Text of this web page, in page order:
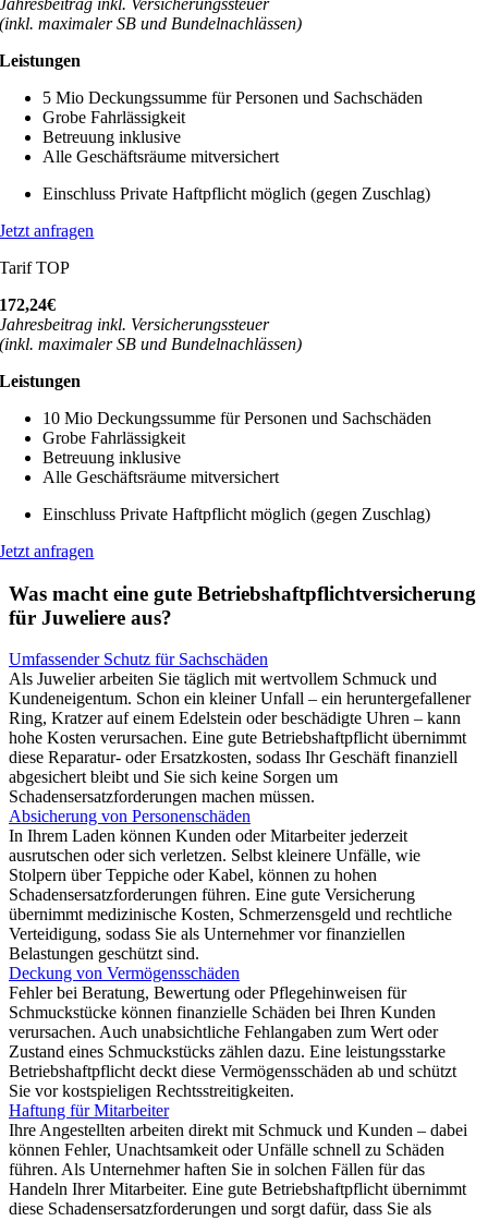
Jahresbeitrag inkl. Versicherungssteuer
(inkl. maximaler SB und Bundelnachlässen)
Leistungen
5 Mio Deckungssumme für Personen und Sachschäden
Grobe Fahrlässigkeit
Betreuung inklusive
Alle Geschäftsräume mitversichert
Einschluss Private Haftpflicht möglich (gegen Zuschlag)
Jetzt anfragen
Tarif TOP
172,24€
Jahresbeitrag inkl. Versicherungssteuer
(inkl. maximaler SB und Bundelnachlässen)
Leistungen
10 Mio Deckungssumme für Personen und Sachschäden
Grobe Fahrlässigkeit
Betreuung inklusive
Alle Geschäftsräume mitversichert
Einschluss Private Haftpflicht möglich (gegen Zuschlag)
Jetzt anfragen
Was macht eine gute Betriebshaftpflichtversicherung
für Juweliere aus?
Umfassender Schutz für Sachschäden
Als Juwelier arbeiten Sie täglich mit wertvollem Schmuck und
Kundeneigentum. Schon ein kleiner Unfall – ein heruntergefallener
Ring, Kratzer auf einem Edelstein oder beschädigte Uhren – kann
hohe Kosten verursachen. Eine gute Betriebshaftpflicht übernimmt
diese Reparatur- oder Ersatzkosten, sodass Ihr Geschäft finanziell
abgesichert bleibt und Sie sich keine Sorgen um
Schadensersatzforderungen machen müssen.
Absicherung von Personenschäden
In Ihrem Laden können Kunden oder Mitarbeiter jederzeit
ausrutschen oder sich verletzen. Selbst kleinere Unfälle, wie
Stolpern über Teppiche oder Kabel, können zu hohen
Schadensersatzforderungen führen. Eine gute Versicherung
übernimmt medizinische Kosten, Schmerzensgeld und rechtliche
Verteidigung, sodass Sie als Unternehmer vor finanziellen
Belastungen geschützt sind.
Deckung von Vermögensschäden
Fehler bei Beratung, Bewertung oder Pflegehinweisen für
Schmuckstücke können finanzielle Schäden bei Ihren Kunden
verursachen. Auch unabsichtliche Fehlangaben zum Wert oder
Zustand eines Schmuckstücks zählen dazu. Eine leistungsstarke
Betriebshaftpflicht deckt diese Vermögensschäden ab und schützt
Sie vor kostspieligen Rechtsstreitigkeiten.
Haftung für Mitarbeiter
Ihre Angestellten arbeiten direkt mit Schmuck und Kunden – dabei
können Fehler, Unachtsamkeit oder Unfälle schnell zu Schäden
führen. Als Unternehmer haften Sie in solchen Fällen für das
Handeln Ihrer Mitarbeiter. Eine gute Betriebshaftpflicht übernimmt
diese Schadensersatzforderungen und sorgt dafür, dass Sie als